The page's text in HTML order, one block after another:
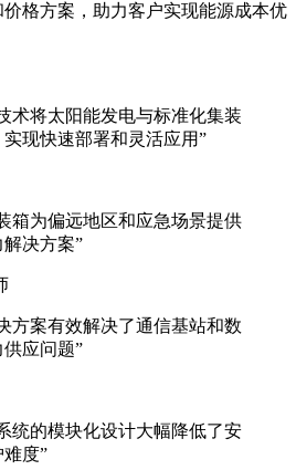
格方案，助力客户实现能源成本优
术将太阳能发电与标准化集装
现快速部署和灵活应用”
箱为偏远地区和应急场景提供
决方案”
方案有效解决了通信基站和数
应问题”
统的模块化设计大幅降低了安
度”